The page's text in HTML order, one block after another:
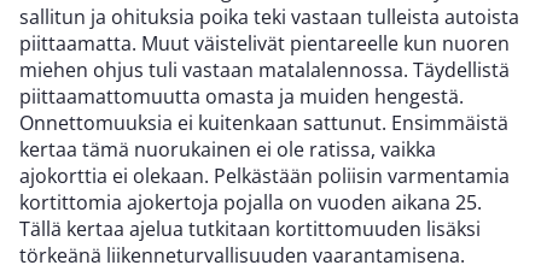
sallitun ja ohituksia poika teki vastaan tulleista autoista
piittaamatta. Muut väistelivät pientareelle kun nuoren
miehen ohjus tuli vastaan matalalennossa. Täydellistä
piittaamattomuutta omasta ja muiden hengestä.
Onnettomuuksia ei kuitenkaan sattunut. Ensimmäistä
kertaa tämä nuorukainen ei ole ratissa, vaikka
ajokorttia ei olekaan. Pelkästään poliisin varmentamia
kortittomia ajokertoja pojalla on vuoden aikana 25.
Tällä kertaa ajelua tutkitaan kortittomuuden lisäksi
törkeänä liikenneturvallisuuden vaarantamisena.